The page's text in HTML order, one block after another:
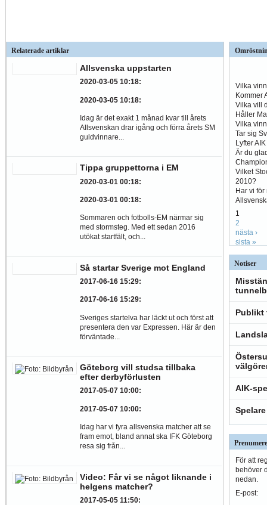
Relaterade artiklar
Allsvenska uppstarten
2020-03-05 10:18:
2020-03-05 10:18:
Idag är det exakt 1 månad kvar till årets
Allsvenskan drar igång och förra årets SM
guldvinnare...
Tippa gruppettorna i EM
2020-03-01 00:18:
2020-03-01 00:18:
Sommaren och fotbolls-EM närmar sig
med stormsteg. Med ett sedan 2016
utökat startfält, och...
Så startar Sverige mot England
2017-06-16 15:29:
2017-06-16 15:29:
Sveriges startelva har läckt ut och först att
presentera den var Expressen. Här är den
förväntade...
Göteborg vill studsa tillbaka
efter derbyförlusten
2017-05-07 10:00:
2017-05-07 10:00:
Idag har vi fyra allsvenska matcher att se
fram emot, bland annat ska IFK Göteborg
resa sig från...
Video: Får vi se något liknande i
helgens matcher?
2017-05-05 11:50:
Vilka
Kommer
Vilka vill
Håller
Vilka
Tar sig
Lyfter
Är du
Vilket
2010?
Har vi
1
2
nästa ›
sista »
Notiser
Publikt
AIK-
För att
behöver
nedan.
E-post: